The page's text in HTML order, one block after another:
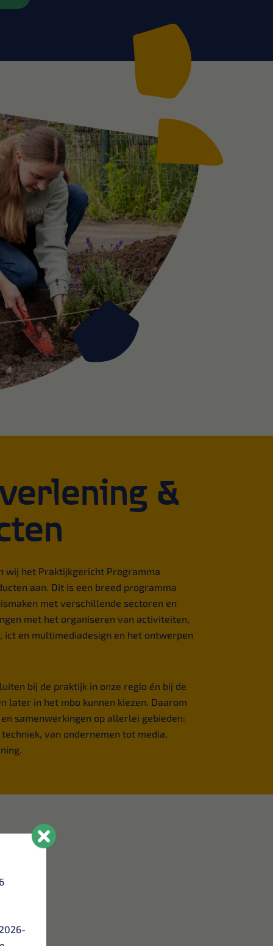
&
wij het Praktijkgericht Programma
aan. Dit is een breed programma
met verschillende sectoren en
met het organiseren van activiteiten,
en multimediadesign en het ontwerpen
bij de praktijk in onze regio én bij de
later in het mbo kunnen kiezen. Daarom
samenwerkingen op allerlei gebieden:
van ondernemen tot media,